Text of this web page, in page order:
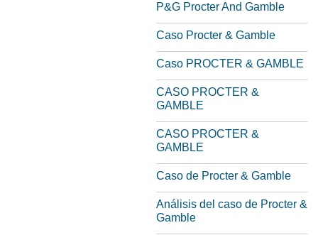
P&G Procter And Gamble
Caso Procter & Gamble
Caso PROCTER & GAMBLE
CASO PROCTER &
GAMBLE
CASO PROCTER &
GAMBLE
Caso de Procter & Gamble
Análisis del caso de Procter &
Gamble